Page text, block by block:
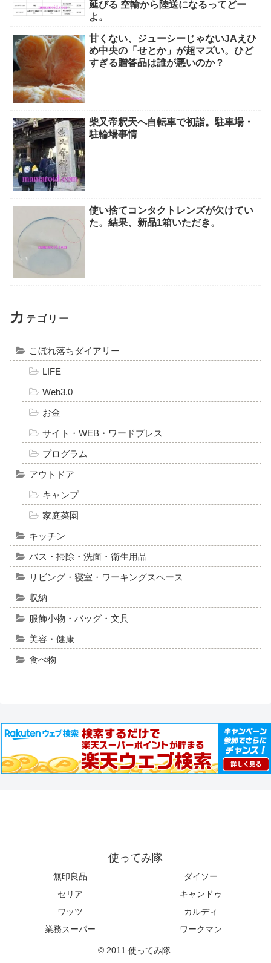
延びる 空輸から陸送になるってどー
よ。
甘くない、ジューシーじゃないJAえひ
め中央の「せとか」が超マズい。ひど
すぎる贈答品は誰が悪いのか？
柴又帝釈天へ自転車で初詣。駐車場・
駐輪場事情
使い捨てコンタクトレンズが欠けてい
た。結果、新品1箱いただき。
カ テゴリー
こぼれ落ちダイアリー
LIFE
Web3.0
お金
サイト・WEB・ワードプレス
プログラム
アウトドア
キャンプ
家庭菜園
キッチン
バス・掃除・洗面・衛生用品
リビング・寝室・ワーキングスペース
収納
服飾小物・バッグ・文具
美容・健康
食べ物
使ってみ隊
無印良品
ダイソー
セリア
キャンドゥ
ワッツ
カルディ
業務スーパー
ワークマン
© 2011 使ってみ隊.